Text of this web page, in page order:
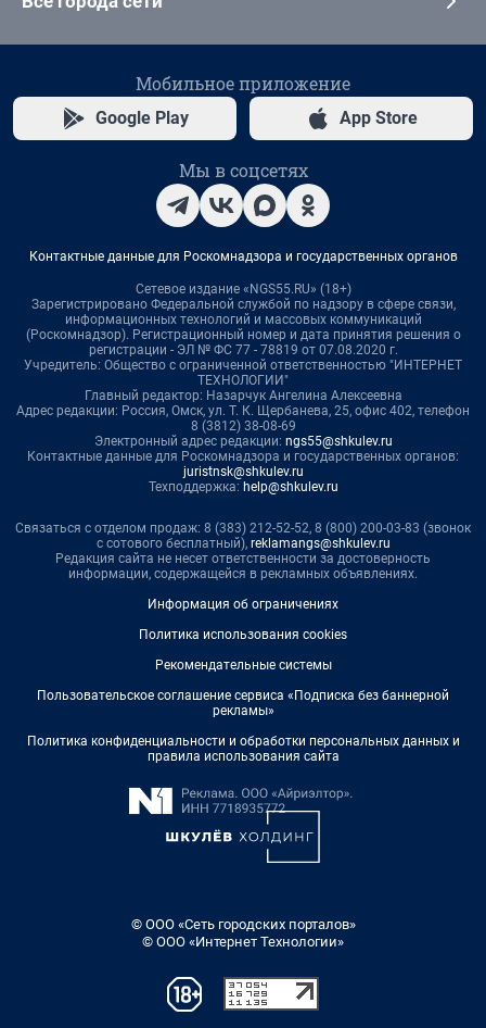
Мобильное приложение
Google Play App Store
Мы в соцсетях
Контактные данные для Роскомнадзора и государственных органов
Сетевое издание «NGS55.RU» (18+)
Зарегистрировано Федеральной службой по надзору в сфере связи,
информационных технологий и массовых коммуникаций
(Роскомнадзор). Регистрационный номер и дата принятия решения о
регистрации - ЭЛ № ФС 77 - 78819 от 07.08.2020 г.
Учредитель: Общество с ограниченной ответственностью "ИНТЕРНЕТ
ТЕХНОЛОГИИ"
Главный редактор: Назарчук Ангелина Алексеевна
Адрес редакции: Россия, Омск, ул. Т. К. Щербанева, 25, офис 402, телефон
8 (3812) 38-08-69
Электронный адрес редакции: ngs55@shkulev.ru
Контактные данные для Роскомнадзора и государственных органов:
juristnsk@shkulev.ru
Техподдержка: help@shkulev.ru
Связаться с отделом продаж: 8 (383) 212-52-52, 8 (800) 200-03-83 (звонок
с сотового бесплатный), reklamangs@shkulev.ru
Редакция сайта не несет ответственности за достоверность
информации, содержащейся в рекламных объявлениях.
Информация об ограничениях
Политика использования cookies
Рекомендательные системы
Пользовательское соглашение сервиса «Подписка без баннерной
рекламы»
Политика конфиденциальности и обработки персональных данных и
правила использования сайта
© ООО «Сеть городских порталов»
© ООО «Интернет Технологии»